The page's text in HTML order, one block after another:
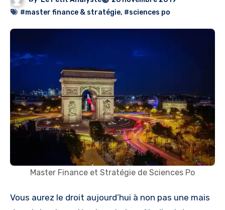
#master finance & stratégie, #sciences po
Master Finance et Stratégie de Sciences Po
Vous aurez le droit aujourd’hui à non pas une mais